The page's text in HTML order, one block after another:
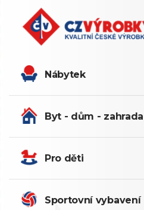
Nábytek
Byt - dům - zahrada
Pro děti
Sportovní vybavení